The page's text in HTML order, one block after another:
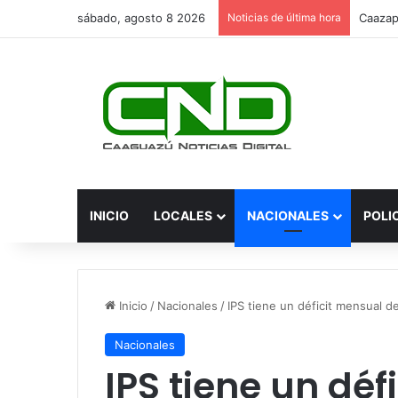
sábado, agosto 8 2026 Noticias de última hora
INICIO LOCALES NACIONALES
Inicio / Nacionales / IPS tiene un déficit mensual
Nacionales
IPS tiene un